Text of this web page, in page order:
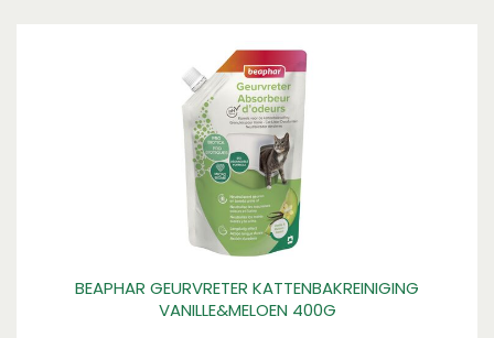
BEAPHAR GEURVRETER KATTENBAKREINIGING
VANILLE&MELOEN 400G